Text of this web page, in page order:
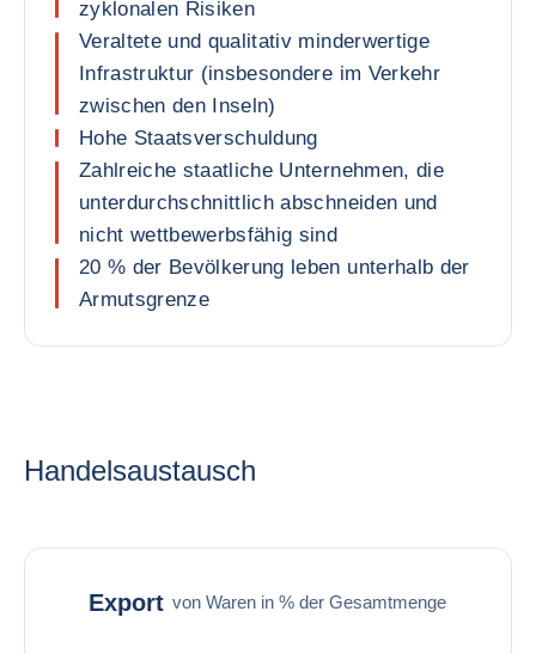
zyklonalen Risiken
Veraltete und qualitativ minderwertige
Infrastruktur (insbesondere im Verkehr
zwischen den Inseln)
Hohe Staatsverschuldung
Zahlreiche staatliche Unternehmen, die
unterdurchschnittlich abschneiden und
nicht wettbewerbsfähig sind
20 % der Bevölkerung leben unterhalb der
Armutsgrenze
Handelsaustausch
Export von Waren in % der Gesamtmenge